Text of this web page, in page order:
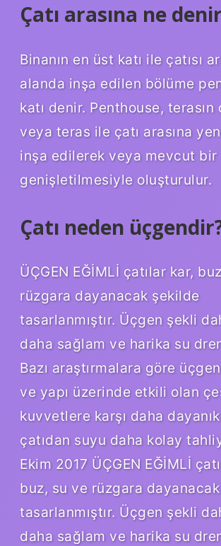
Çatı arasına ne
Binanın en üst katı ile çatısı
alanda inşa edilen bölüme
katı denir. Penthouse, terasın
veya teras ile çatı arasına
inşa edilerek veya mevcut
genişletilmesiyle oluşturulur.
Çatı neden
ÜÇGEN EĞİMLİ çatılar kar,
rüzgara dayanacak şekilde
tasarlanmıştır. Üçgen şekli
daha sağlam ve harika su
Bazı araştırmalara göre
ve yapı üzerinde etkili olan
kuvvetlere karşı daha
çatıdan suyu daha kolay
Ekim 2017 ÜÇGEN EĞİMLİ
buz, su ve rüzgara
tasarlanmıştır. Üçgen şekli
daha sağlam ve harika su